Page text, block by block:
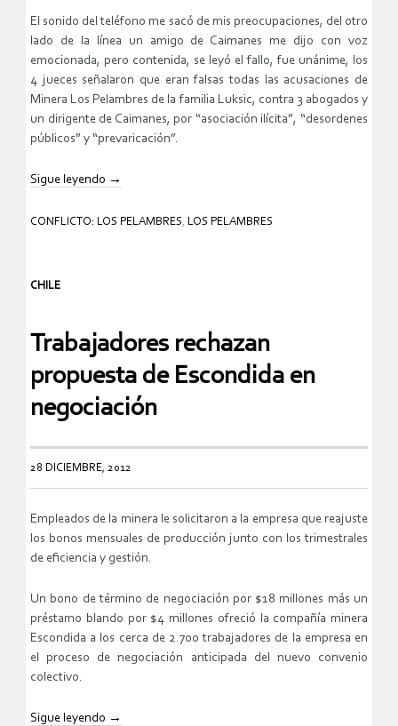
El sonido del teléfono me sacó de mis preocupaciones, del otro
lado de la línea un amigo de Caimanes me dijo con voz
emocionada, pero contenida, se leyó el fallo, fue unánime, los
4 jueces señalaron que eran falsas todas las acusaciones de
Minera Los Pelambres de la familia Luksic, contra 3 abogados y
un dirigente de Caimanes, por “asociación ilícita”, “desordenes
públicos” y “prevaricación”.
Sigue leyendo →
CONFLICTO: LOS PELAMBRES, LOS PELAMBRES
CHILE
Trabajadores rechazan
propuesta de Escondida en
negociación
28 DICIEMBRE, 2012
Empleados de la minera le solicitaron a la empresa que reajuste
los bonos mensuales de producción junto con los trimestrales
de eficiencia y gestión.
Un bono de término de negociación por $18 millones más un
préstamo blando por $4 millones ofreció la compañía minera
Escondida a los cerca de 2.700 trabajadores de la empresa en
el proceso de negociación anticipada del nuevo convenio
colectivo.
Sigue leyendo →